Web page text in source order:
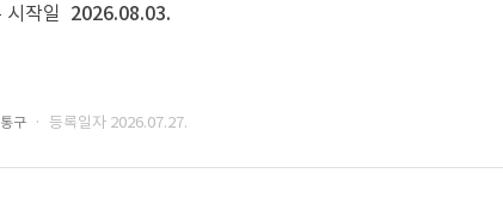
시작일 2026.08.03.
구 · 등록일자 2026.07.27.